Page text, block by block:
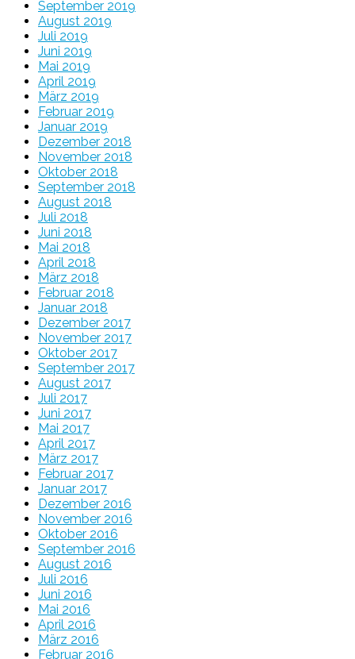
September 2019
August 2019
Juli 2019
Juni 2019
Mai 2019
April 2019
März 2019
Februar 2019
Januar 2019
Dezember 2018
November 2018
Oktober 2018
September 2018
August 2018
Juli 2018
Juni 2018
Mai 2018
April 2018
März 2018
Februar 2018
Januar 2018
Dezember 2017
November 2017
Oktober 2017
September 2017
August 2017
Juli 2017
Juni 2017
Mai 2017
April 2017
März 2017
Februar 2017
Januar 2017
Dezember 2016
November 2016
Oktober 2016
September 2016
August 2016
Juli 2016
Juni 2016
Mai 2016
April 2016
März 2016
Februar 2016